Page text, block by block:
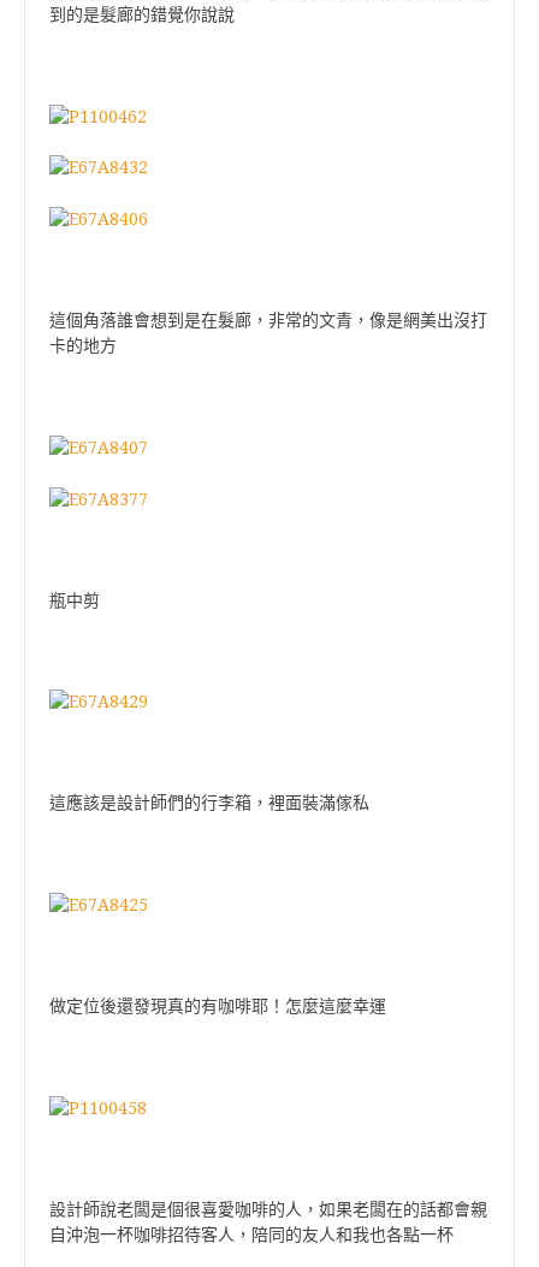
到的是髮廊的錯覺你說說
這個角落誰會想到是在髮廊，非常的文青，像是網美出沒打
卡的地方
瓶中剪
這應該是設計師們的行李箱，裡面裝滿傢私
做定位後還發現真的有咖啡耶！怎麼這麼幸運
設計師說老闆是個很喜愛咖啡的人，如果老闆在的話都會親
自沖泡一杯咖啡招待客人，陪同的友人和我也各點一杯